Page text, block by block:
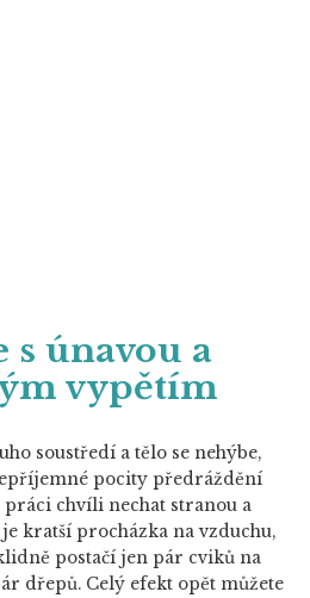
s únavou a
vypětím
soustředí a tělo se nehýbe,
pocity předráždění
práci chvíli nechat stranou a
kratší procházka na vzduchu,
postačí jen pár cviků na
dřepů. Celý efekt opět můžete